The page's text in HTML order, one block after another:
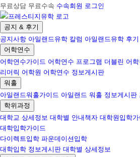
무료상담 무료수속 수속회원 로그인
공지 & 후기
공지사항 아일랜드유학 칼럼 아일랜드유학 후기
어학연수
어학연수가이드 어학연수 프로그램 더블린 어학
리머릭 어학원 어학연수 정보게시판
워홀
아일랜드워홀가이드 아일랜드 워홀 정보게시판
학위과정
대학교 상세정보 대학별 안내책자 대학원입학
대학입학가이드
다이렉트입학 파운데이션입학
대학입학 정보게시판 대학별 상세정보